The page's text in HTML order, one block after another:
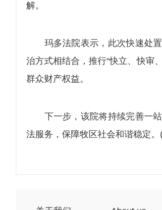
解。
玛多法院表示，此次快速处置
治方式相结合，推行“快立、快审
群众财产权益。
下一步，该院将持续完善一站
法服务，保障牧区社会和谐稳定。